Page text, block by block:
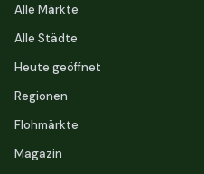
Alle Märkte
Alle Städte
Heute geöffnet
Regionen
Flohmärkte
Magazin